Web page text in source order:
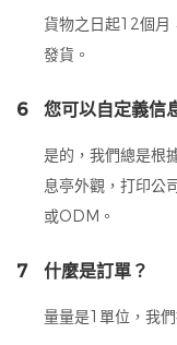
貨物之日起12個月
發貨。
6 您可以自定義信
是的，我們總是根
息亭外觀，打印公
或ODM。
7 什麼是訂單？
量量是1單位，我